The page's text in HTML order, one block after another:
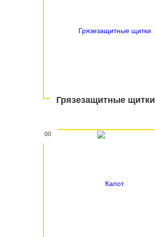
Грязезащитные щитки
00